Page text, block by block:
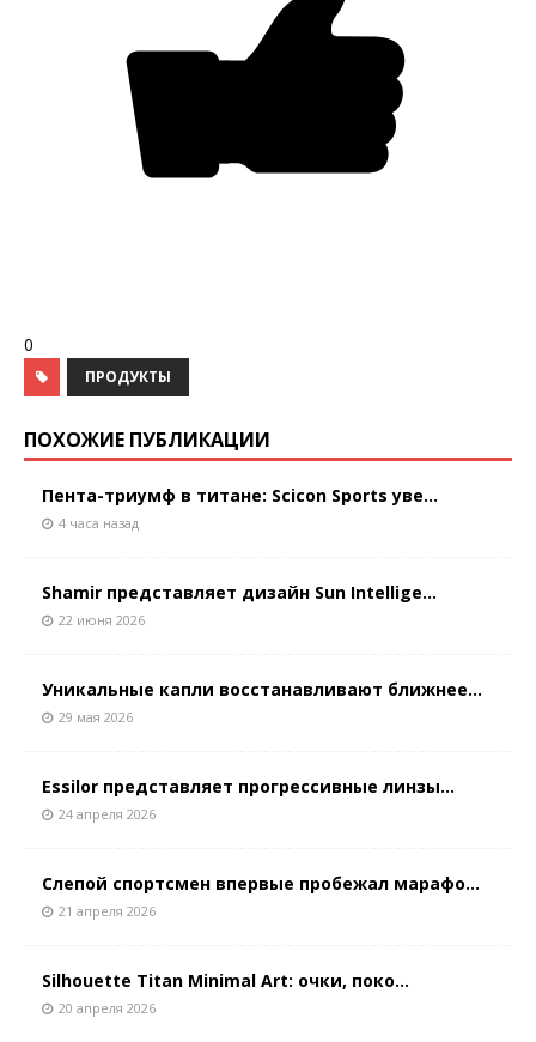
0
ПРОДУКТЫ
ПОХОЖИЕ ПУБЛИКАЦИИ
Пента-триумф в титане: Scicon Sports уве...
4 часа назад
Shamir представляет дизайн Sun Intellige...
22 июня 2026
Уникальные капли восстанавливают ближнее...
29 мая 2026
Essilor представляет прогрессивные линзы...
24 апреля 2026
Слепой спортсмен впервые пробежал марафо...
21 апреля 2026
Silhouette Titan Minimal Art: очки, поко...
20 апреля 2026